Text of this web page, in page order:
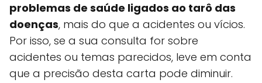
problemas de saúde ligados ao tarô das
doenças, mais do que a acidentes ou vícios.
Por isso, se a sua consulta for sobre
acidentes ou temas parecidos, leve em conta
que a precisão desta carta pode diminuir.